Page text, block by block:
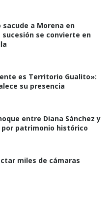
a Morena en
sucesión se convierte en
es Territorio Gualito»:
su presencia
entre Diana Sánchez y
por patrimonio histórico
miles de cámaras